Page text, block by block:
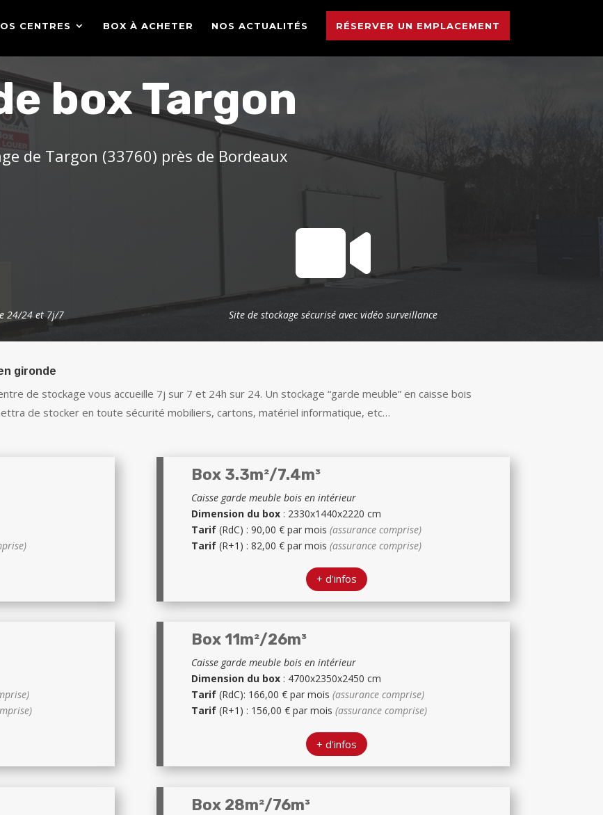
CENTRES BOX À ACHETER NOS ACTUALITÉS RÉSERVER UN EMPLACEMENT
box Targon
de Targon (33760) près de Bordeaux
24/24 et 7j/7

Site de stockage sécurisé avec vidéo surveillance
gironde
de stockage vous accueille 7j sur 7 et 24h sur 24. Un stockage “garde meuble” en caisse bois
de stocker en toute sécurité mobiliers, cartons, matériel informatique, etc…
Box 3.3m²/7.4m³
Caisse garde meuble bois en intérieur
Dimension du box: 2330x1440x2220 cm
Tarif(RdC) : 90,00 € par mois (assurance comprise)
Tarif(R+1) : 82,00 € par mois (assurance comprise)
+ d'infos
Box 11m²/26m³
Caisse garde meuble bois en intérieur
Dimension du box: 4700x2350x2450 cm
Tarif(RdC): 166,00 € par mois (assurance comprise)
Tarif(R+1) : 156,00 € par mois (assurance comprise)
+ d'infos
Box 28m²/76m³